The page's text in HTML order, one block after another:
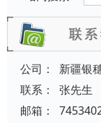
公司：
新疆银
联系：
张先生
邮箱：